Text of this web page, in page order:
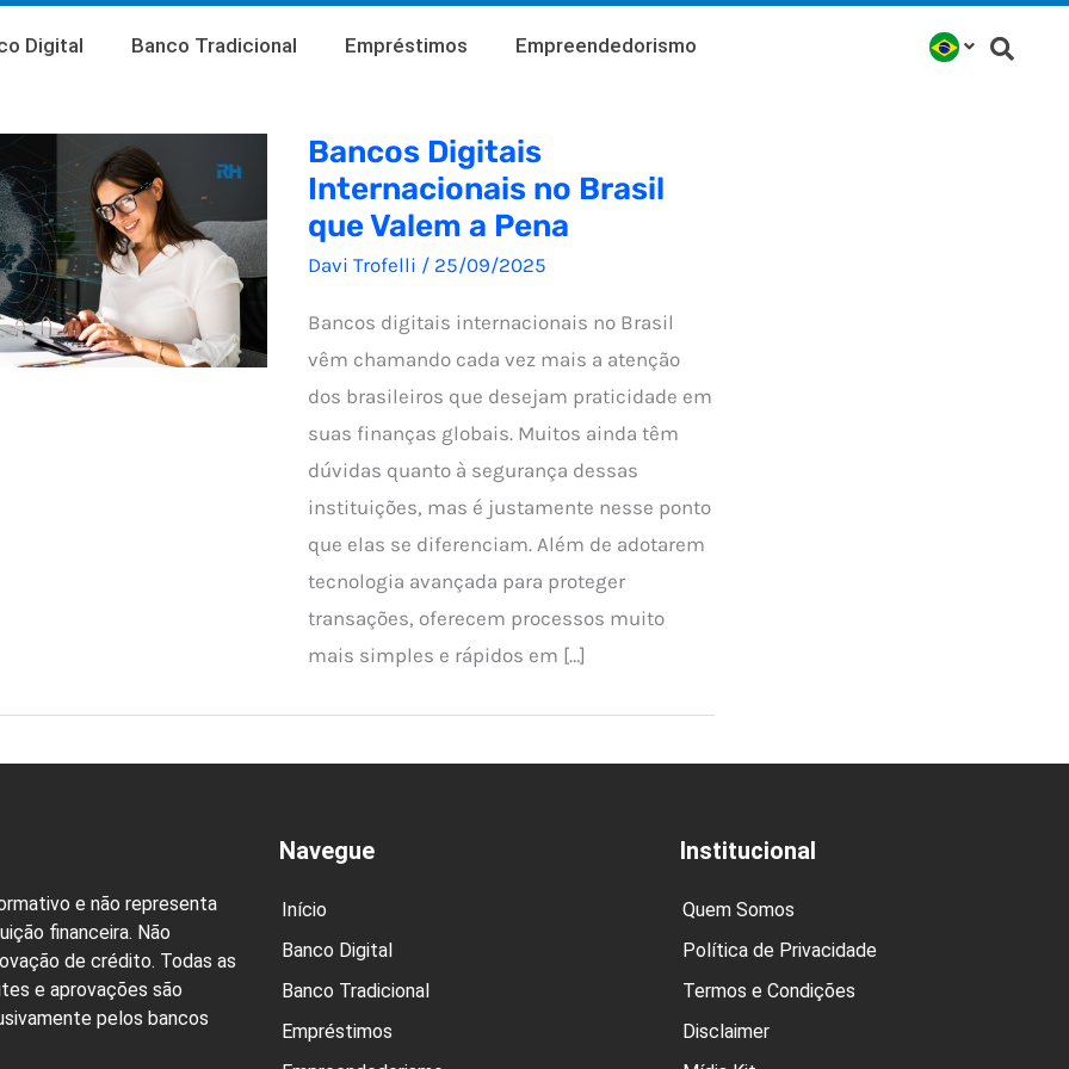
Digital Banco Tradicional Empréstimos Empreendedorismo
Bancos Digitais
Internacionais no Brasil
que Valem a Pena
Davi Trofelli / 25/09/2025
Bancos digitais internacionais no Brasil
vêm chamando cada vez mais a atenção
dos brasileiros que desejam praticidade em
suas finanças globais. Muitos ainda têm
dúvidas quanto à segurança dessas
instituições, mas é justamente nesse ponto
que elas se diferenciam. Além de adotarem
tecnologia avançada para proteger
transações, oferecem processos muito
mais simples e rápidos em […]
e não representa
financeira. Não
de crédito. Todas as
e aprovações são
pelos bancos
Navegue
Início
Banco Digital
Banco Tradicional
Empréstimos
Institucional
Quem Somos
Política de Privacidade
Termos e Condições
Disclaimer